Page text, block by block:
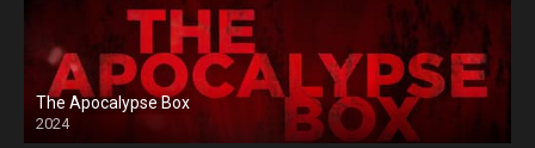
The Apocalypse Box
2024